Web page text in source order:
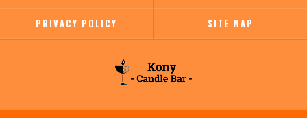
PRIVACY POLICY SITE MAP